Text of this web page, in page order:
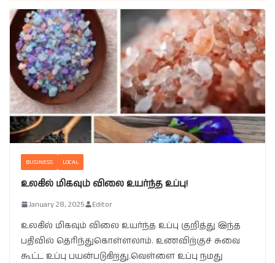
BUSINESS LOCAL
உலகில் மிகவும் விலை உயர்ந்த உப்பு!
January 28, 2025 Editor
உலகில் மிகவும் விலை உயர்ந்த உப்பு குறித்து இந்த
பதிவில் தெரிந்துகொள்ளலாம். உணவிற்குச் சுவை
கூட்ட உப்பு பயன்படுகிறது.வெள்ளை உப்பு நமது